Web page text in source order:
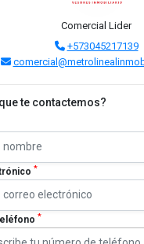
Comercial Lider
+573045217139
te contactemos?
*
*